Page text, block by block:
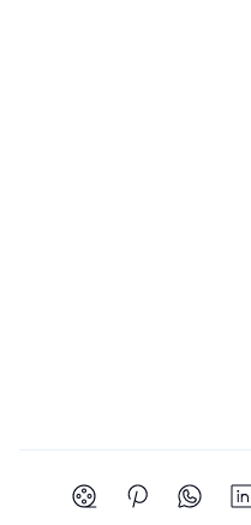
توییتر(ایکس)
یوتیوب
شبکه اجتماعی لینکدین
شبکه اجتماعی واتساپ
شبکه اجتماعی
شبکه